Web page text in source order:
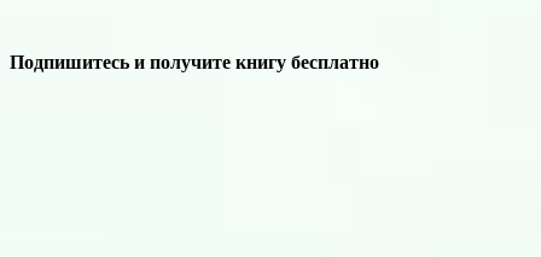
Подпишитесь и получите книгу бесплатно